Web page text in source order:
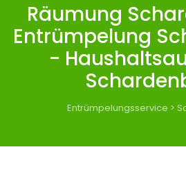
Räumung
Entrümpelung
-
Entrümpelungsservice >